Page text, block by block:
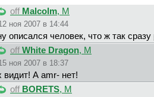
off Malcolm, М
ноя 2007 в 14:44
описался человек, что ж так
off White Dragon, М
ноя 2007 в 18:37
видит! А amr- нет!
off BORETS, М